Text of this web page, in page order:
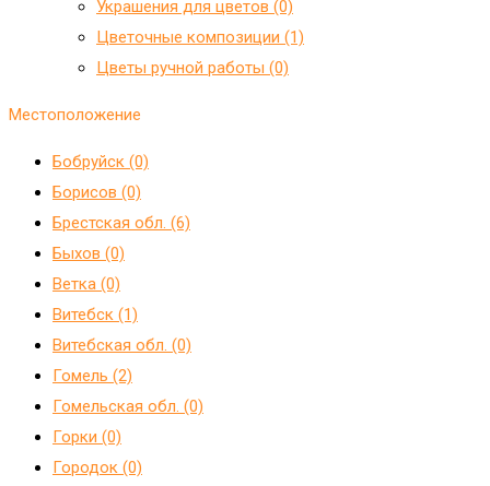
Украшения для цветов (0)
Цветочные композиции (1)
Цветы ручной работы (0)
Местоположение
Бобруйск (0)
Борисов (0)
Брестская обл. (6)
Быхов (0)
Ветка (0)
Витебск (1)
Витебская обл. (0)
Гомель (2)
Гомельская обл. (0)
Горки (0)
Городок (0)